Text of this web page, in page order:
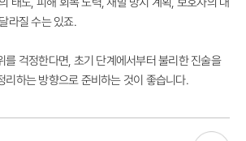
라질 수는 있죠.
를 걱정한다면, 초기 단계에서부터 불리한 진술을
리하는 방향으로 준비하는 것이 좋습니다.